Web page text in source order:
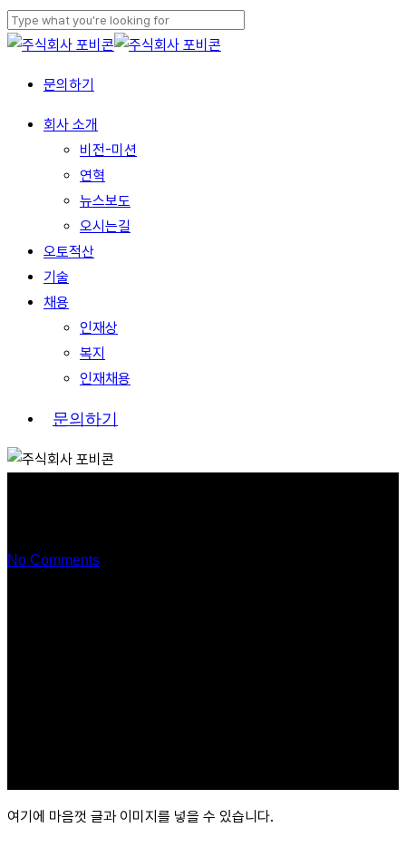
Skip
to
content
Close
문의하기
Menu
회사 소개
비전-미션
연혁
뉴스보도
오시는길
오토적산
기술
채용
인재상
복지
인재채용
문의 하기
No Comments
여기에 마음껏 글과 이미지를 넣을 수 있습니다.